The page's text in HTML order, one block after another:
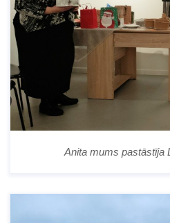
Anita mums pastāstīja